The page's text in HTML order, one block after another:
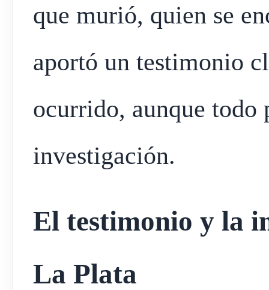
que murió, quien se
aportó un testimonio
ocurrido, aunque todo
investigación.
El testimonio y la
La Plata